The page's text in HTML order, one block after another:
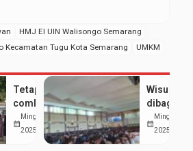
HMJ EI UIN Walisongo Semarang
Kecamatan Tugu Kota Semarang
UMKM
Tetap raih
comlaude
meski aktif
organisasi,
ini tips dari
calendar_month
Ming, 24 Agu
2025
Wisuda
dibagi 2
Sesi,
Ribuan
calendar_month
Ming, 24
2025